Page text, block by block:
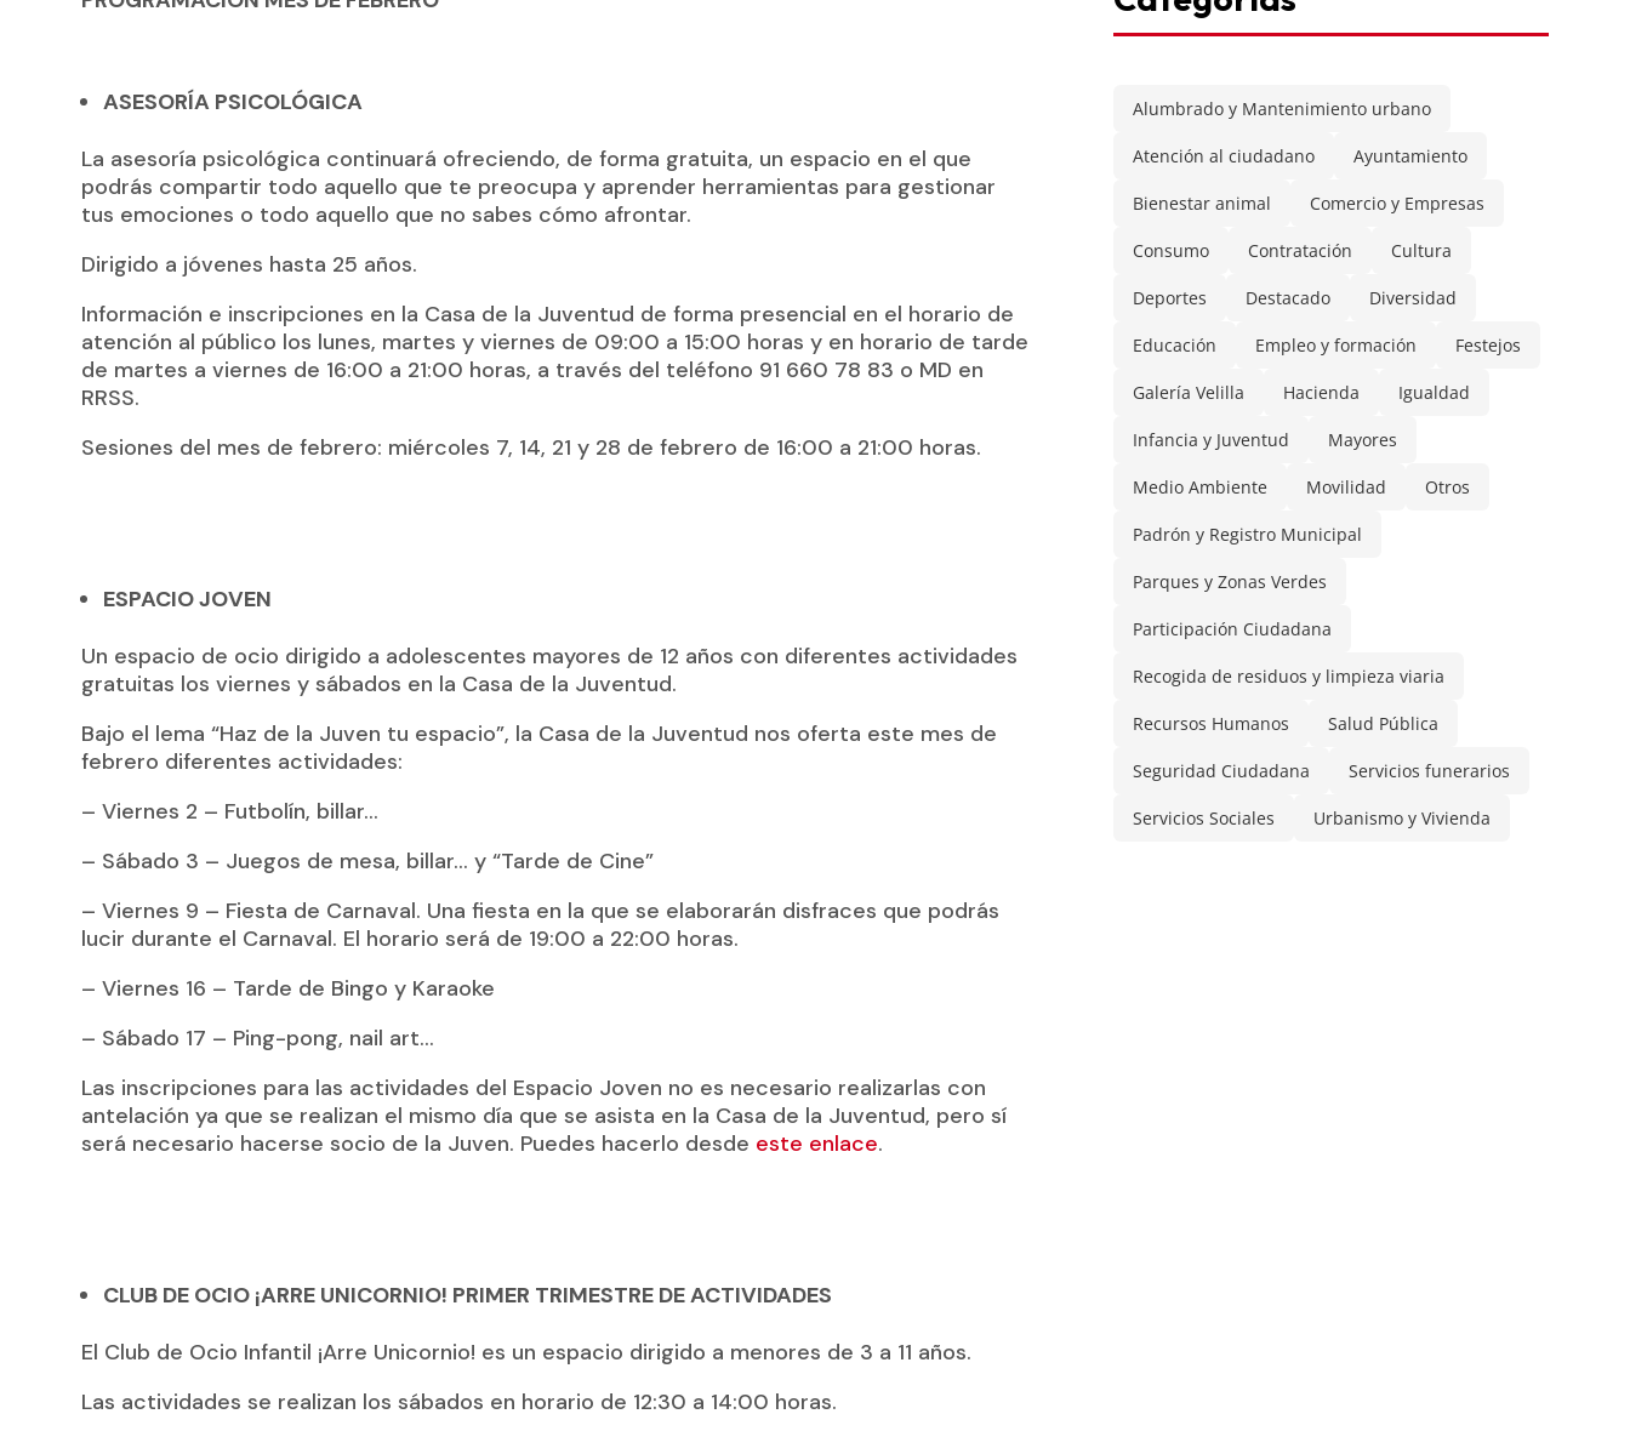
ASESORÍA PSICOLÓGICA
La asesoría psicológica continuará ofreciendo, de forma gratuita, un espacio en el que
podrás compartir todo aquello que te preocupa y aprender herramientas para gestionar
tus emociones o todo aquello que no sabes cómo afrontar.
Dirigido a jóvenes hasta 25 años.
Información e inscripciones en la Casa de la Juventud de forma presencial en el horario de
atención al público los lunes, martes y viernes de 09:00 a 15:00 horas y en horario de tarde
de martes a viernes de 16:00 a 21:00 horas, a través del teléfono 91 660 78 83 o MD en
RRSS.
Sesiones del mes de febrero: miércoles 7, 14, 21 y 28 de febrero de 16:00 a 21:00 horas.
ESPACIO JOVEN
Un espacio de ocio dirigido a adolescentes mayores de 12 años con diferentes actividades
gratuitas los viernes y sábados en la Casa de la Juventud.
Bajo el lema “Haz de la Juven tu espacio”, la Casa de la Juventud nos oferta este mes de
febrero diferentes actividades:
– Viernes 2 – Futbolín, billar…
– Sábado 3 – Juegos de mesa, billar… y “Tarde de Cine”
– Viernes 9 – Fiesta de Carnaval. Una fiesta en la que se elaborarán disfraces que podrás
lucir durante el Carnaval. El horario será de 19:00 a 22:00 horas.
– Viernes 16 – Tarde de Bingo y Karaoke
– Sábado 17 – Ping-pong, nail art…
Las inscripciones para las actividades del Espacio Joven no es necesario realizarlas con
antelación ya que se realizan el mismo día que se asista en la Casa de la Juventud, pero sí
será necesario hacerse socio de la Juven. Puedes hacerlo desde este enlace.
CLUB DE OCIO ¡ARRE UNICORNIO! PRIMER TRIMESTRE DE ACTIVIDADES
El Club de Ocio Infantil ¡Arre Unicornio! es un espacio dirigido a menores de 3 a 11 años.
Las actividades se realizan los sábados en horario de 12:30 a 14:00 horas.
Alumbrado y Mantenimiento urbano
Atención al ciudadano Ayuntamiento
Bienestar animal Comercio y Empresas
Consumo Contratación Cultura
Deportes Destacado Diversidad
Educación Empleo y formación Festejos
Galería Velilla Hacienda Igualdad
Infancia y Juventud Mayores
Medio Ambiente Movilidad Otros
Padrón y Registro Municipal
Parques y Zonas Verdes
Participación Ciudadana
Recogida de residuos y limpieza viaria
Recursos Humanos Salud Pública
Seguridad Ciudadana Servicios funerarios
Servicios Sociales Urbanismo y Vivienda